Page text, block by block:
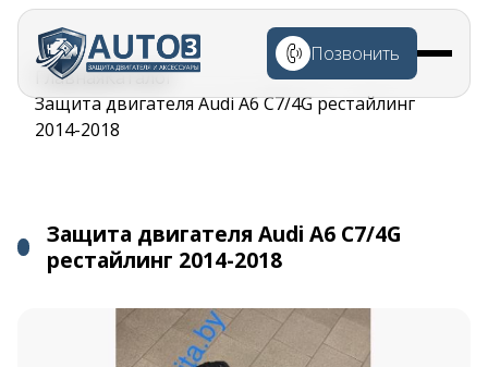
Перейти к
основному
содержанию
Позвонить
Строка
навигации
ГлавнаяКаталог
Защита двигателя Audi A6 C7/4G рестайлинг
2014-2018
Защита двигателя Audi A6 C7/4G
рестайлинг 2014-2018